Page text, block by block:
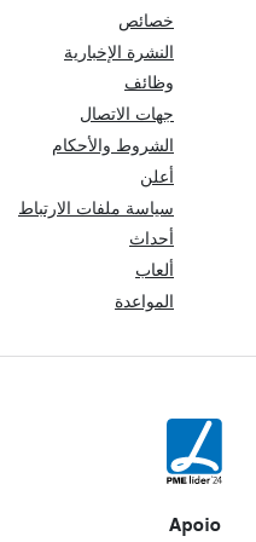
خصائص
النشرة الإخبارية
وظائف
جهات الاتصال
الشروط والأحكام
أعلن
سياسة ملفات الارتباط
أحداث
ألعاب
المواعدة
Apoio